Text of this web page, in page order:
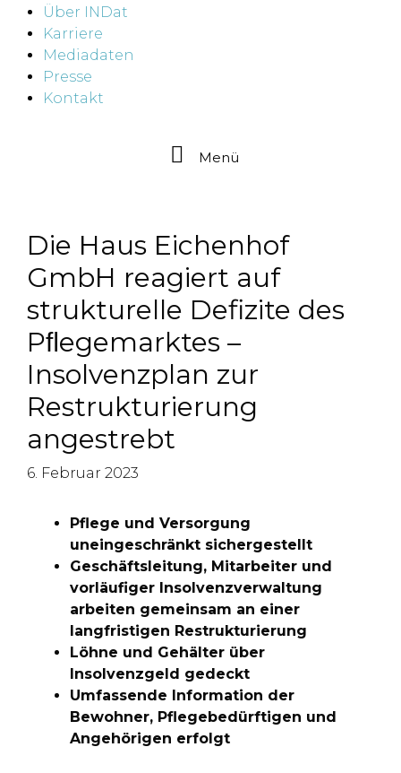
Über INDat
Karriere
Mediadaten
Presse
Kontakt
Menü
Die Haus Eichenhof
GmbH reagiert auf
strukturelle Defizite des
Pﬂegemarktes –
Insolvenzplan zur
Restrukturierung
angestrebt
6. Februar 2023
Pflege und Versorgung
uneingeschränkt sichergestellt
Geschäftsleitung, Mitarbeiter und
vorläufiger Insolvenzverwaltung
arbeiten gemeinsam an einer
langfristigen Restrukturierung
Löhne und Gehälter über
Insolvenzgeld gedeckt
Umfassende Information der
Bewohner, Pflegebedürftigen und
Angehörigen erfolgt